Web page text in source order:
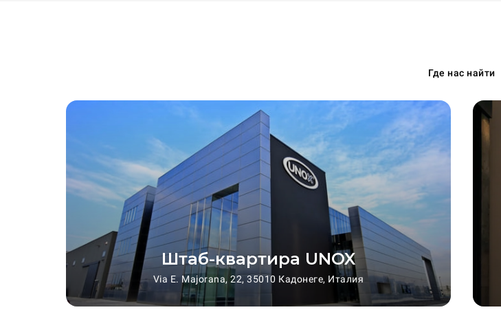
Где нас найти
Штаб-квартира UNOX
Via E. Majorana, 22, 35010 Кадонеге, Италия